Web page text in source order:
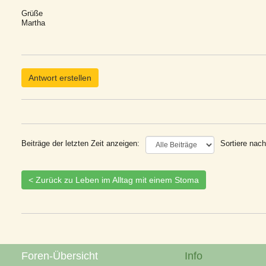
Grüße
Martha
Antwort erstellen
Beiträge der letzten Zeit anzeigen: Sortiere
< Zurück zu Leben im Alltag mit einem Stoma
Foren-Übersicht Info